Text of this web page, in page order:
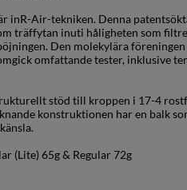
inR-Air-tekniken. Denna
träffytan inuti håligheten som
Den molekylära
omfattande tester, inklusive
stöd till kroppen i 17-4
konstruktionen har en balk
(Lite) 65g & Regular 72g